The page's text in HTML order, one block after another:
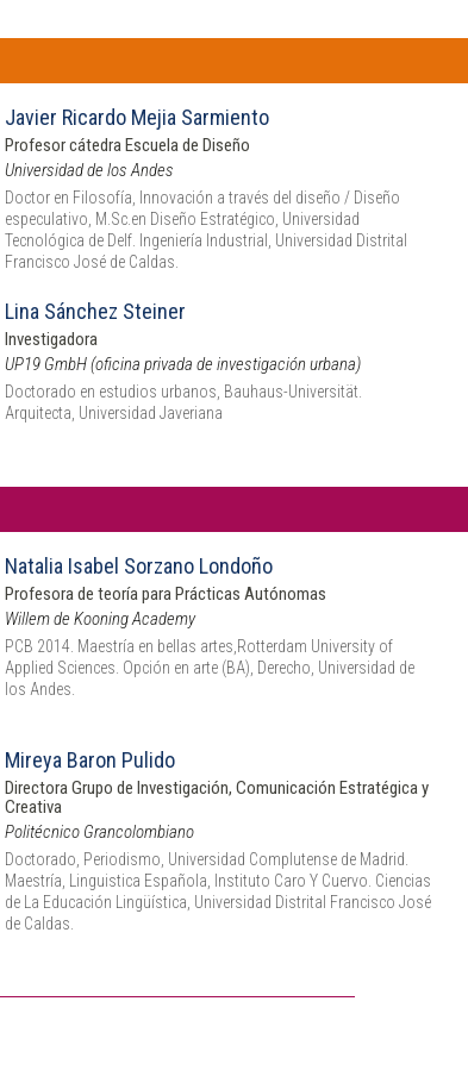
Javier Ricardo Mejia Sarmiento
Profesor cátedra Escuela de Diseño
Universidad de los Andes
Doctor en Filosofía, Innovación a través del diseño / Diseño
especulativo, M.Sc.en Diseño Estratégico, Universidad
Tecnológica de Delf. Ingeniería Industrial, Universidad Distrital
Francisco José de Caldas.
Lina Sánchez Steiner
Investigadora
UP19 GmbH (oficina privada de investigación urbana)
Doctorado en estudios urbanos, Bauhaus-Universität.
Arquitecta, Universidad Javeriana
Natalia Isabel Sorzano Londoño
Profesora de teoría para Prácticas Autónomas
Willem de Kooning Academy
PCB 2014. Maestría en bellas artes,Rotterdam University of
Applied Sciences. Opción en arte (BA), Derecho, Universidad de
los Andes.
Mireya Baron Pulido
Directora Grupo de Investigación, Comunicación Estratégica y
Creativa
Politécnico Grancolombiano
Doctorado, Periodismo, Universidad Complutense de Madrid.
Maestría, Linguistica Española, Instituto Caro Y Cuervo. Ciencias
de La Educación Lingüística, Universidad Distrital Francisco José
de Caldas.